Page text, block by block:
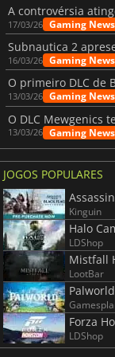
17/03/26 Gaming News
16/03/26 Gaming News
13/03/26 Gaming News
O DLC Mewgenics
13/03/26 Gaming News
JOGOS POPULARES
Kinguin
Halo
LDShop
Mistfall
LootBar
Palworld
Forza
LDShop